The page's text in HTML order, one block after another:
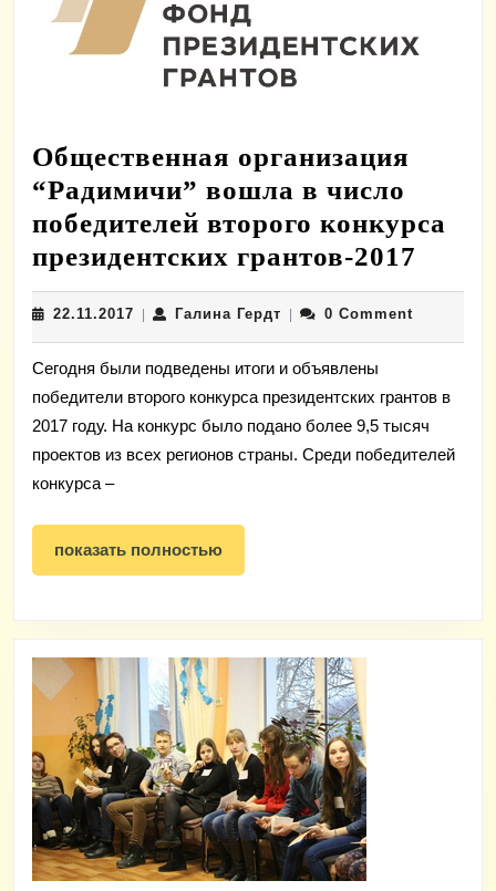
Общественная организация
“Радимичи” вошла в число
победителей второго конкурса
президентских грантов-2017
в
число
22.11.2017 22.11.2017Галина ГердтГалина0 Comment
Сегодня были подведены итоги и объявлены
победители второго конкурса президентских грантов в
2017 году. На конкурс было подано более 9,5 тысяч
проектов из всех регионов страны. Среди победителей
конкурса –
показать полностьюпоказать
полностью